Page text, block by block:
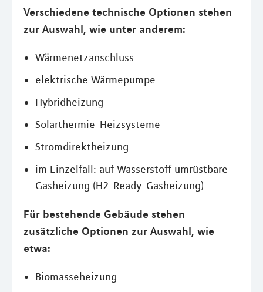
Verschiedene technische Optionen stehen
zur Auswahl, wie unter anderem:
Wärmenetzanschluss
elektrische Wärmepumpe
Hybridheizung
Solarthermie-Heizsysteme
Stromdirektheizung
im Einzelfall: auf Wasserstoff umrüstbare
Gasheizung (H2-Ready-Gasheizung)
Für bestehende Gebäude stehen
zusätzliche Optionen zur Auswahl, wie
etwa:
Biomasseheizung